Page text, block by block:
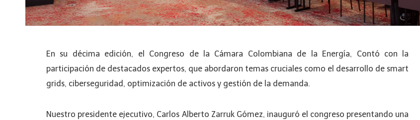
En su décima edición, el Congreso de la Cámara Colombiana de la Energía, Contó con la
participación de destacados expertos, que abordaron temas cruciales como el desarrollo de smart
grids, ciberseguridad, optimización de activos y gestión de la demanda.
Nuestro presidente ejecutivo, Carlos Alberto Zarruk Gómez, inauguró el congreso presentando una